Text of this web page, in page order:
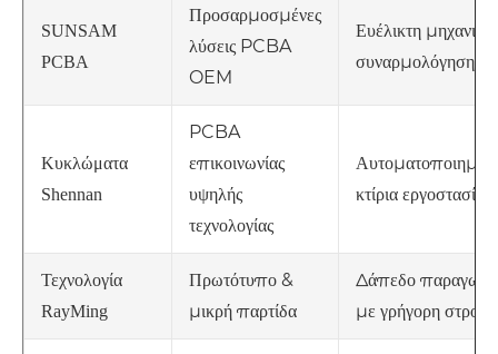
SUNSAM
PCBA
Προσαρμοσμένες
λύσεις PCBA
OEM
Ευέλικτη μηχανική
συναρμολόγηση
Κυκλώματα
Shennan
PCBA
επικοινωνίας
υψηλής
τεχνολογίας
κτίρια εργοστασίων
Τεχνολογία
RayMing
Πρωτότυπο &
μικρή παρτίδα
Δάπεδο
με γρήγορη στροφή